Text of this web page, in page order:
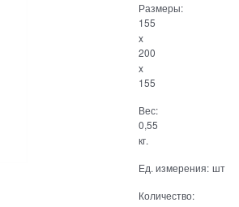
Размеры:
155
x
200
x
155
Вес:
0,55
кг.
Ед. измерения: шт
Количество: